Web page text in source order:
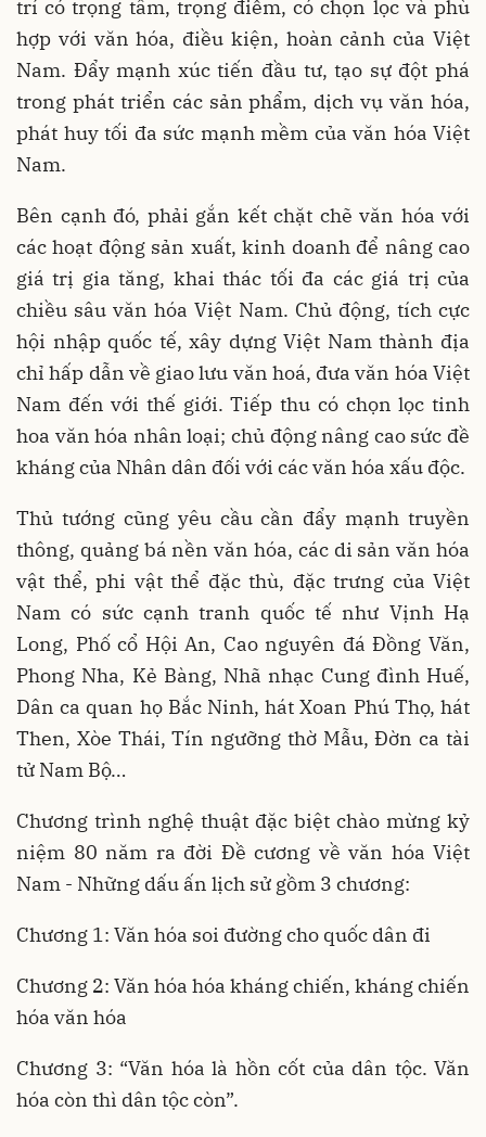
trí có trọng tâm, trọng điểm, có chọn lọc và phù
hợp với văn hóa, điều kiện, hoàn cảnh của Việt
Nam. Đẩy mạnh xúc tiến đầu tư, tạo sự đột phá
trong phát triển các sản phẩm, dịch vụ văn hóa,
phát huy tối đa sức mạnh mềm của văn hóa Việt
Nam.
Bên cạnh đó, phải gắn kết chặt chẽ văn hóa với
các hoạt động sản xuất, kinh doanh để nâng cao
giá trị gia tăng, khai thác tối đa các giá trị của
chiều sâu văn hóa Việt Nam. Chủ động, tích cực
hội nhập quốc tế, xây dựng Việt Nam thành địa
chỉ hấp dẫn về giao lưu văn hoá, đưa văn hóa Việt
Nam đến với thế giới. Tiếp thu có chọn lọc tinh
hoa văn hóa nhân loại; chủ động nâng cao sức đề
kháng của Nhân dân đối với các văn hóa xấu độc.
Thủ tướng cũng yêu cầu cần đẩy mạnh truyền
thông, quảng bá nền văn hóa, các di sản văn hóa
vật thể, phi vật thể đặc thù, đặc trưng của Việt
Nam có sức cạnh tranh quốc tế như Vịnh Hạ
Long, Phố cổ Hội An, Cao nguyên đá Đồng Văn,
Phong Nha, Kẻ Bàng, Nhã nhạc Cung đình Huế,
Dân ca quan họ Bắc Ninh, hát Xoan Phú Thọ, hát
Then, Xòe Thái, Tín ngưỡng thờ Mẫu, Đờn ca tài
tử Nam Bộ…
Chương trình nghệ thuật đặc biệt chào mừng kỷ
niệm 80 năm ra đời Đề cương về văn hóa Việt
Nam - Những dấu ấn lịch sử gồm 3 chương:
Chương 1: Văn hóa soi đường cho quốc dân đi
Chương 2: Văn hóa hóa kháng chiến, kháng chiến
hóa văn hóa
Chương 3: “Văn hóa là hồn cốt của dân tộc. Văn
hóa còn thì dân tộc còn”.